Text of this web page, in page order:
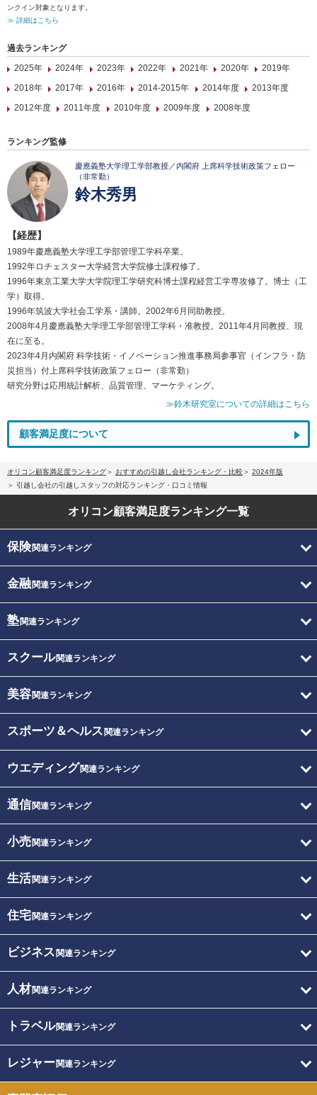
ンクイン対象となります。
≫ 詳細はこちら
過去ランキング
2025年
2024年 2023年 2022年 2021年 2020年
2019年
2018年
2017年 2016年 2014-2015年 2014年度
2013年度
2012年度
2011年度 2010年度 2009年度 2008年度
ランキング監修
慶應義塾大学理工学部教授／内閣府 上席科学技術政策フェロー
（非常勤）
鈴木秀男
【経歴】
1989年慶應義塾大学理工学部管理工学科卒業。
1992年ロチェスター大学経営大学院修士課程修了。
1996年東京工業大学大学院理工学研究科博士課程経営工学専攻修了。博士（工
学）取得。
1996年筑波大学社会工学系・講師。2002年6月同助教授。
2008年4月慶應義塾大学理工学部管理工学科・准教授。2011年4月同教授、現
在に至る。
2023年4月内閣府 科学技術・イノベーション推進事務局参事官（インフラ・防
災担当）付上席科学技術政策フェロー（非常勤）
研究分野は応用統計解析、品質管理、マーケティング。
≫鈴木研究室についての詳細はこちら
顧客満足度について
オリコン顧客満足度ランキング おすすめの引越し会社ランキング・比較
2024年版
引越し会社の引越しスタッフの対応ランキング・口コミ情報
オリコン顧客満足度ランキング一覧
保険関連ランキング
金融関連ランキング
塾関連ランキング
スクール関連ランキング
美容関連ランキング
スポーツ＆ヘルス 関連ランキング
ウエディング関連ランキング
通信関連ランキング
小売関連ランキング
生活関連ランキング
住宅関連ランキング
ビジネス 関連ランキング
人材関連ランキング
トラベル関連ランキング
レジャー関連ランキング